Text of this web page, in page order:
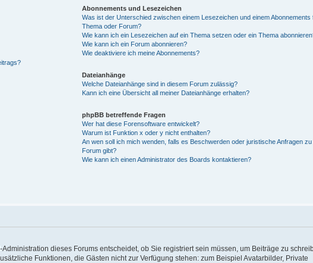
Abonnements und Lesezeichen
Was ist der Unterschied zwischen einem Lesezeichen und einem Abonnements
Thema oder Forum?
Wie kann ich ein Lesezeichen auf ein Thema setzen oder ein Thema
Wie kann ich ein Forum abonnieren?
Wie deaktiviere ich meine Abonnements?
Dateianhänge
Welche Dateianhänge sind in diesem Forum zulässig?
Kann ich eine Übersicht all meiner Dateianhänge erhalten?
phpBB betreffende Fragen
Wer hat diese Forensoftware entwickelt?
Warum ist Funktion x oder y nicht enthalten?
An wen soll ich mich wenden, falls es Beschwerden oder juristische Anfragen
Forum gibt?
Wie kann ich einen Administrator des Boards kontaktieren?
dieses Forums entscheidet, ob Sie registriert sein müssen, um Beiträge zu
Funktionen, die Gästen nicht zur Verfügung stehen: zum Beispiel Avatarbilder, Private